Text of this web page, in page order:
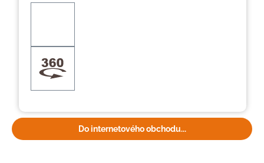
Do internetového obchodu...